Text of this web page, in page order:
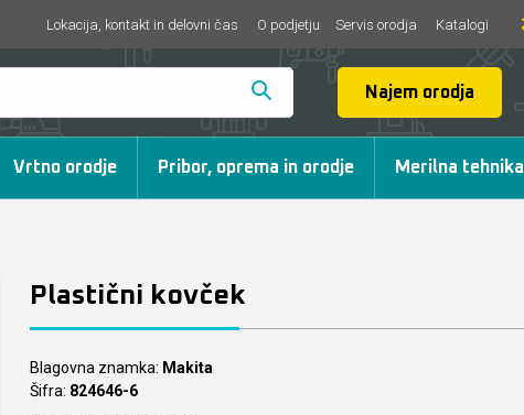
Lokacija, kontakt in delovni čas O podjetju Servis orodja Katalogi
Najem orodja
Vrtno orodje Pribor, oprema in orodje Merilna tehnika
Plastični kovček
Blagovna znamka: Makita
Šifra: 824646-6